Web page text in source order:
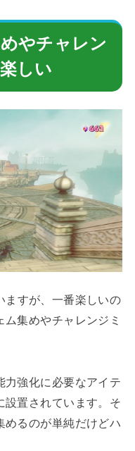
やチャレン
しい
ますが、一番楽しいの
集めやチャレンジミ
力強化に必要なアイテ
設置されています。そ
めるのが単純だけどハ